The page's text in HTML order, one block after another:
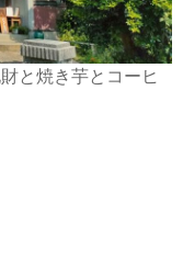
と焼き芋とコーヒ